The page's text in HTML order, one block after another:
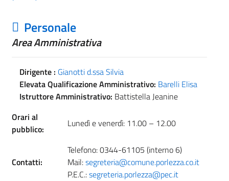
Personale
Area Amministrativa
Dirigente : Gianotti d.ssa Silvia
Elevata Qualificazione Amministrativo: Barelli Elisa
Istruttore Amministrativo: Battistella Jeanine
Orari al
pubblico:
Lunedì e venerdì: 11.00 – 12.00
Contatti:
Telefono: 0344-61105 (interno 6)
Mail:segreteria@comune.porlezza.co.it
P.E.C.:segreteria.porlezza@pec.it